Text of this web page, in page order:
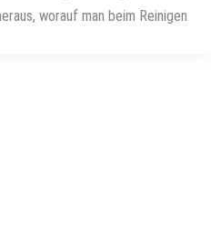
worauf man beim Reinigen